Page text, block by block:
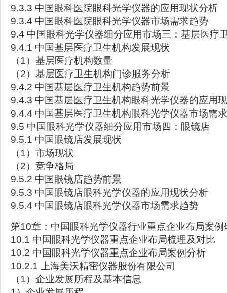
9.3.3 中国眼科医院眼科光学仪器的应用现状分析
9.3.4 中国眼科医院眼科光学仪器市场需求趋势
9.4 中国眼科光学仪器细分应用市场三：基层医疗
9.4.1 中国基层医疗卫生机构发展现状
（1）基层医疗机构数量
（2）基层医疗卫生机构门诊服务分析
9.4.2 中国基层医疗卫生机构趋势前景
9.4.3 中国基层医疗卫生机构眼科光学仪器的应用
9.4.4 中国基层医疗卫生机构眼科光学仪器市场需
9.5 中国眼科光学仪器细分应用市场四：眼镜店
9.5.1 中国眼镜店发展现状
（1）市场现状
（2）竞争格局
9.5.2 中国眼镜店趋势前景
9.5.3 中国眼镜店眼科光学仪器的应用现状分析
9.5.4 中国眼镜店眼科光学仪器市场需求趋势
第10章：中国眼科光学仪器行业重点企业布局案例
10.1 中国眼科光学仪器重点企业布局梳理及对比
10.2 中国眼科光学仪器重点企业布局案例分析
10.2.1 上海美沃精密仪器股份有限公司
（1）企业发展历程及基本信息